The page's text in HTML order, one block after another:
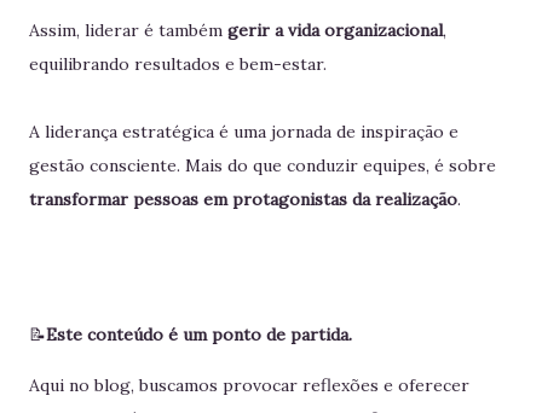
Assim, liderar é também gerir a vida organizacional,
equilibrando resultados e bem-estar.
A liderança estratégica é uma jornada de inspiração e
gestão consciente. Mais do que conduzir equipes, é sobre
transformar pessoas em protagonistas da realização.
📝Este conteúdo é um ponto de partida.
Aqui no blog, buscamos provocar reflexões e oferecer